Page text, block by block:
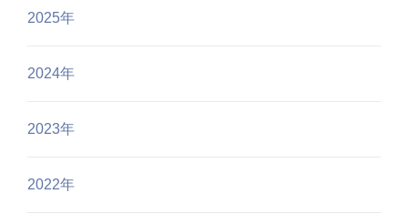
2025年
2024年
2023年
2022年